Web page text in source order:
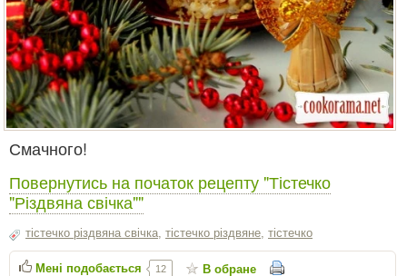
Смачного!
Повернутись на початок рецепту "Тістечко
"Різдвяна свічка""
тістечко різдвяна свічка тістечко різдвяне тістечко
Мені подобається 12 В обране